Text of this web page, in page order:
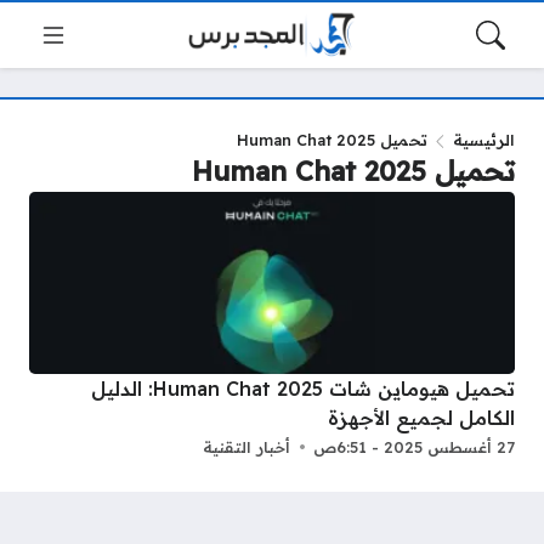
الرئيسية تحميل Human Chat 2025
تحميل Human Chat 2025
تحميل هيوماين شات Human Chat 2025: الدليل
الكامل لجميع الأجهزة
27 أغسطس 2025 - 6:51ص أخبار التقنية